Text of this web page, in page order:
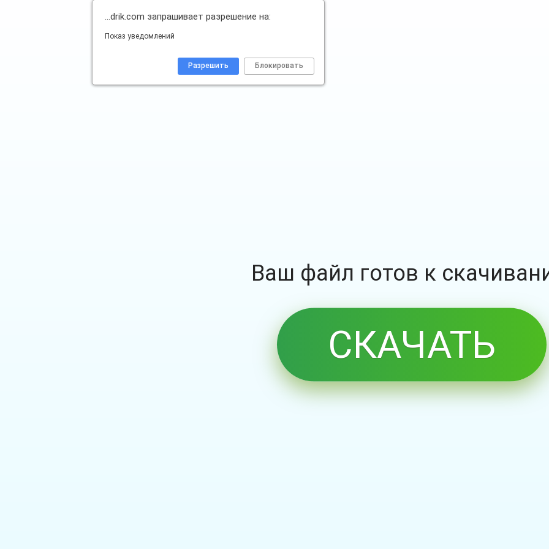
Ваш файл готов к
СКАЧАТЬ
…drik.com запрашивает разрешение на:
Показ уведомлений
Блокировать
Разрешить